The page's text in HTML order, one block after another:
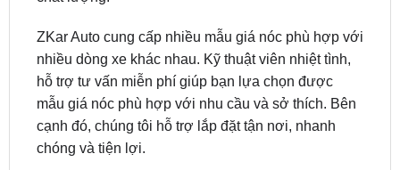
hỗ trợ tư vấn miễn phí giúp bạn lựa chọn được
mẫu giá nóc phù hợp với nhu cầu và sở thích. Bên
cạnh đó, chúng tôi hỗ trợ lắp đặt tận nơi, nhanh
chóng và tiện lợi.
Hãy đến ZKar ngay hôm nay để có cơ hội nhận